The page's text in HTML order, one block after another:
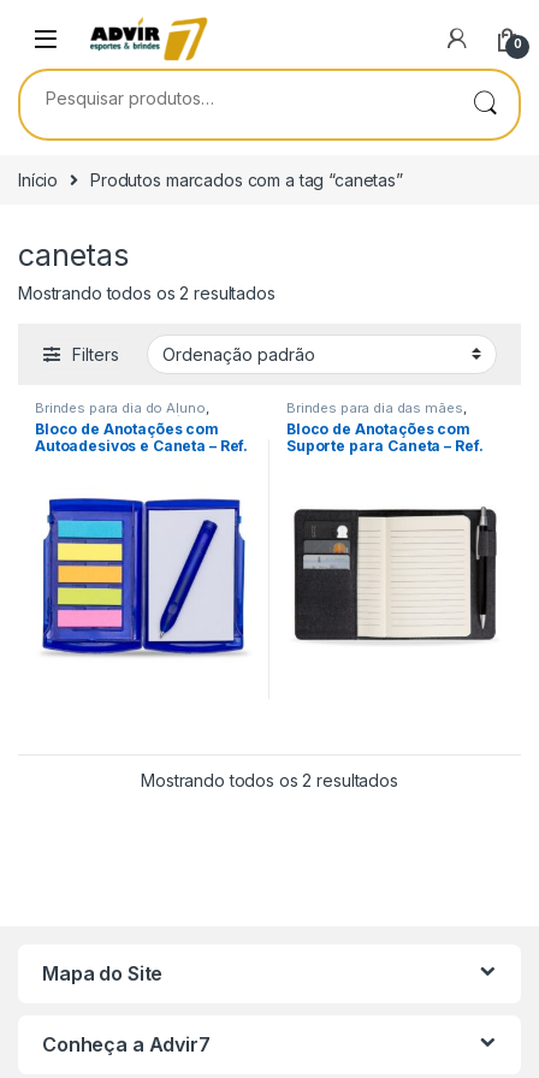
0
Pesquisar por:
Início Produtos marcados com a tag “canetas”
canetas
Mostrando todos os 2 resultados
Filters
Brindes para dia do Aluno
Encontro de Funcionários,
Encontro de Igrejas,
Papelaria/Escritório
Bloco de Anotações com
Autoadesivos e Caneta – Ref.
Brindes para dia das mães
Brindes para dia do Professor
Brindes para dia dos Pais,
Encontro de Funcionários,
Encontro de Igrejas
Bloco de Anotações com
Suporte para Caneta – Ref.
Mostrando todos os 2 resultados
Mapa do Site
Conheça a Advir7